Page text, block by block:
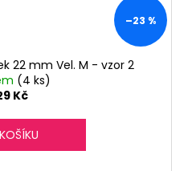
–23 %
22 mm Vel. M - vzor 2
(4 ks)
Kč